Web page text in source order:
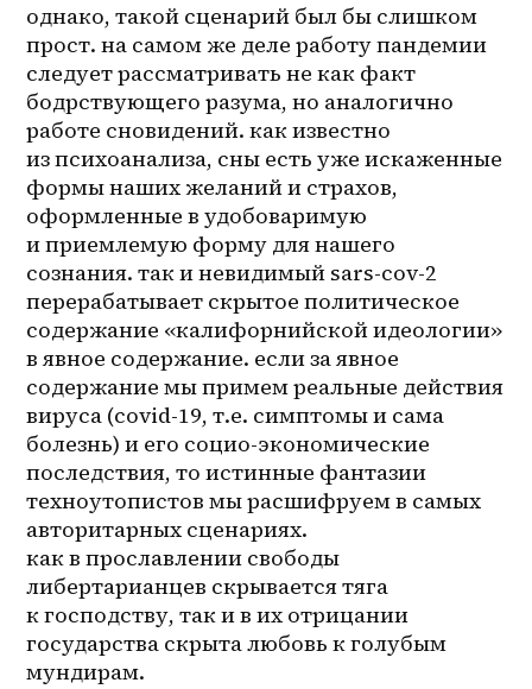
однако, такой сценарий был бы слишком
прост. на самом же деле работу пандемии
следует рассматривать не как факт
бодрствующего разума, но аналогично
работе сновидений. как известно
из психоанализа, сны есть уже искаженные
формы наших желаний и страхов,
оформленные в удобоваримую
и приемлемую форму для нашего
сознания. так и невидимый sars-cov-2
перерабатывает скрытое политическое
содержание «калифорнийской идеологии»
в явное содержание. если за явное
содержание мы примем реальные действия
вируса (covid-19, т.е. симптомы и сама
болезнь) и его социо-экономические
последствия, то истинные фантазии
техноутопистов мы расшифруем в самых
авторитарных сценариях.
как в прославлении свободы
либертарианцев скрывается тяга
к господству, так и в их отрицании
государства скрыта любовь к голубым
мундирам.